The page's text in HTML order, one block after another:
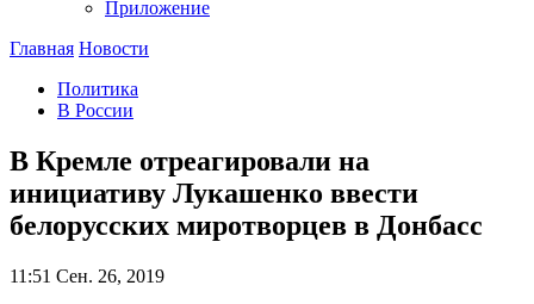
Приложение
Главная Новости
Политика
В России
В Кремле отреагировали на
инициативу Лукашенко ввести
белорусских миротворцев в Донбасс
11:51 Сен. 26, 2019